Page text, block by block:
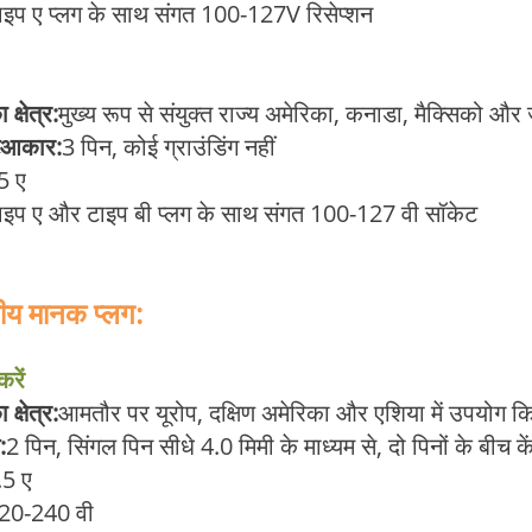
ए प्लग के साथ संगत 100-127V रिसेप्‍शन
क्षेत्र:मुख्य रूप से संयुक्त राज्य अमेरिका, कनाडा, मैक्सिको और
आकार:3 पिन, कोई ग्राउंडिंग नहीं
ए
ए और टाइप बी प्लग के साथ संगत 100-127 वी सॉकेट
मानक प्लग:
क्षेत्र:आमतौर पर यूरोप, दक्षिण अमेरिका और एशिया में उपयोग
2 पिन, सिंगल पिन सीधे 4.0 मिमी के माध्यम से, दो पिनों के बीच
ए
240 वी